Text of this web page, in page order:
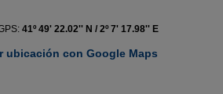
41º 49' 22.02'' N / 2º 7' 17.98'' E
ubicación con Google Maps